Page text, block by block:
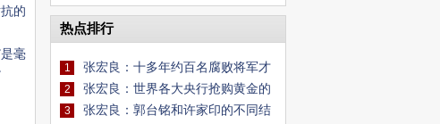
夸
的
毫
第一讲
热点排行
1 张宏良：十多年约百名腐败将军才
是中日战争的心头大患
2 张宏良：世界各大央行抢购黄金的
目的是把货币变成废纸，对全世界99%
3 张宏良：郭台铭和许家印的不同结